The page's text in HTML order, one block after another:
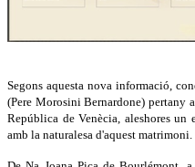
Segons aquesta nova informació,
(Pere Morosini Bernardone) pertany
República de Venècia, aleshores un
amb la naturalesa d'aquest matrimoni.